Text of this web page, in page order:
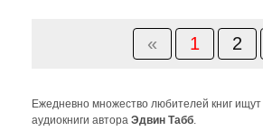
« 1 2
Ежедневно множество любителей книг ищут
аудиокниги автора Эдвин Табб.